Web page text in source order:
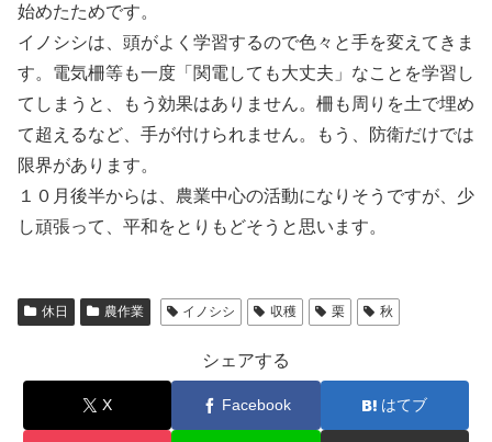
始めたためです。
イノシシは、頭がよく学習するので色々と手を変えてきま
す。電気柵等も一度「関電しても大丈夫」なことを学習し
てしまうと、もう効果はありません。柵も周りを土で埋め
て超えるなど、手が付けられません。もう、防衛だけでは
限界があります。
１０月後半からは、農業中心の活動になりそうですが、少
し頑張って、平和をとりもどそうと思います。
休日 農作業 イノシシ 収穫 栗 秋
シェアする
X Facebook はてブ